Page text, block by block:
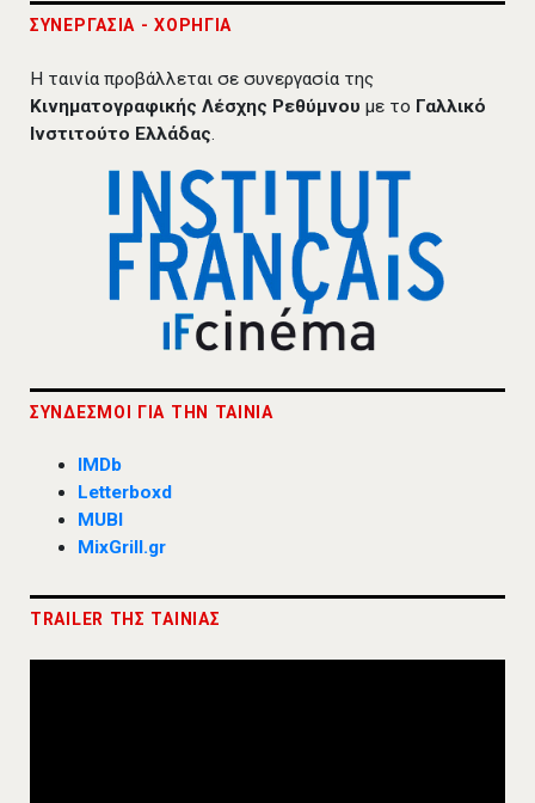
ΣΥΝΕΡΓΑΣΙΑ - ΧΟΡΗΓΙΑ
Η ταινία προβάλλεται σε συνεργασία της
Κινηματογραφικής Λέσχης Ρεθύμνου με το Γαλλικό
Ινστιτούτο Ελλάδας.
ΣΥΝΔΕΣΜΟΙ ΓΙΑ ΤΗΝ ΤΑΙΝΙΑ
IMDb
Letterboxd
MUBI
MixGrill.gr
TRAILER ΤΗΣ ΤΑΙΝΙΑΣ